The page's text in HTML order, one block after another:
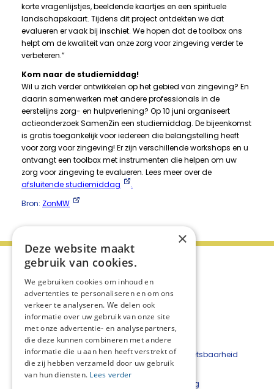
korte vragenlijstjes, beeldende kaartjes en een spirituele
landschapskaart. Tijdens dit project ontdekten we dat
evalueren er vaak bij inschiet. We hopen dat de toolbox ons
helpt om de kwaliteit van onze zorg voor zingeving verder te
verbeteren.”
Kom naar de studiemiddag!
Wil u zich verder ontwikkelen op het gebied van zingeving? En
daarin samenwerken met andere professionals in de
eerstelijns zorg- en hulpverlening? Op 10 juni organiseert
actieonderzoek SamenZin een studiemiddag. De bijeenkomst
is gratis toegankelijk voor iedereen die belangstelling heeft
voor zorg voor zingeving! Er zijn verschillende workshops en u
ontvangt een toolbox met instrumenten die helpen om uw
zorg voor zingeving te evalueren. Lees meer over de
afsluitende studiemiddag
.
Bron: ZonMW
Beveiligingskwetsbaarheid
melden
Cookieverklaring
×
Deze website maakt
gebruik van cookies.
We gebruiken cookies om inhoud en
advertenties te personaliseren en om ons
verkeer te analyseren. We delen ook
informatie over uw gebruik van onze site
met onze advertentie- en analysepartners,
die deze kunnen combineren met andere
informatie die u aan hen heeft verstrekt of
die zij hebben verzameld door uw gebruik
van hun diensten. Lees verder